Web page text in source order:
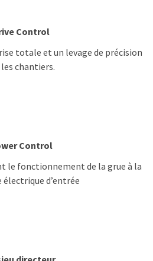
Control
totale et un levage de précision
chantiers.
Control
le fonctionnement de la grue à la
électrique d’entrée